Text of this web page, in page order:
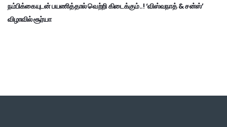
நம்பிக்கையுடன் பயணித்தால் வெற்றி கிடைக்கும்..! ‘விஸ்வநாத் & சன்ஸ்’
விழாவில் சூர்யா